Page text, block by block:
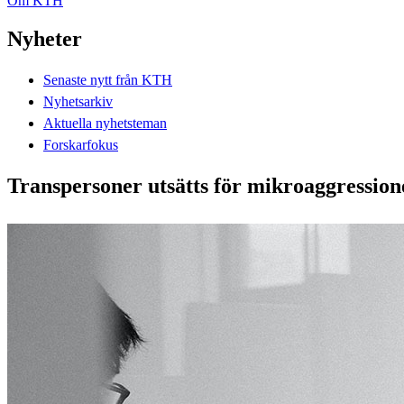
Nyheter
Senaste nytt från KTH
Nyhetsarkiv
Aktuella nyhetsteman
Forskarfokus
Transpersoner utsätts för